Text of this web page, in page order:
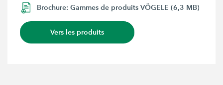
Brochure: Gammes de produits VÖGELE (6,3 MB)
Vers les produits